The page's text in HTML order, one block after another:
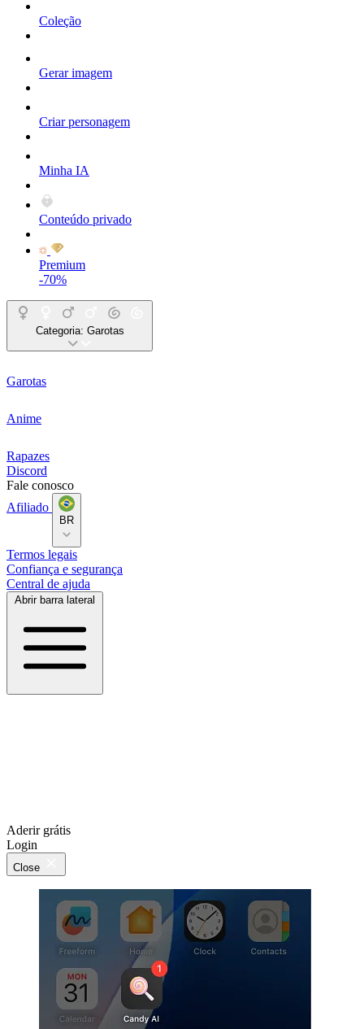
Coleção
Gerar imagem
Criar personagem
Minha IA
Conteúdo privado
Premium
-70%
Categoria: Garotas
Garotas
Anime
Rapazes
Discord
Fale conosco
Afiliado
BR
Termos legais
Confiança e segurança
Central de ajuda
Abrir barra lateral
Aderir grátis
Login
Close